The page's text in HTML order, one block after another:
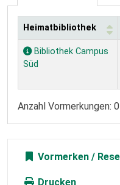
Exemplare
Heimatbibliothek
Bibliothek Campus
Süd
Anzahl Vormerkungen: 0
Vormerken
Drucken